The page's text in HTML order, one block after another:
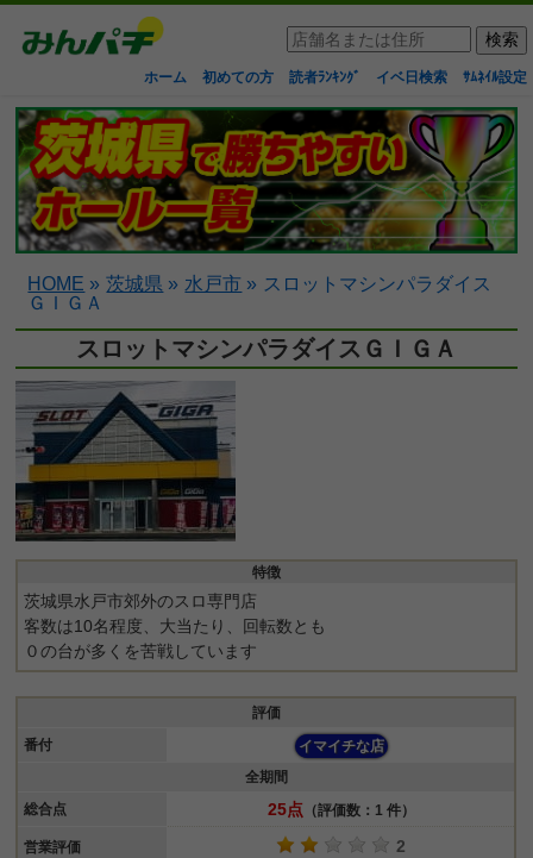
ホーム 初めての方 読者ﾗﾝｷﾝｸﾞ イベ日検索 ｻﾑﾈｲﾙ設定
HOME » 茨城県 » 水戸市 » スロットマシンパラダイス
ＧＩＧＡ
スロットマシンパラダイスＧＩＧＡ
特徴
茨城県水戸市郊外のスロ専門店
客数は10名程度、大当たり、回転数とも
０の台が多くを苦戦しています
評価
番付
イマイチな店
全期間
総合点
25点 （評価数：1 件）
営業評価 2